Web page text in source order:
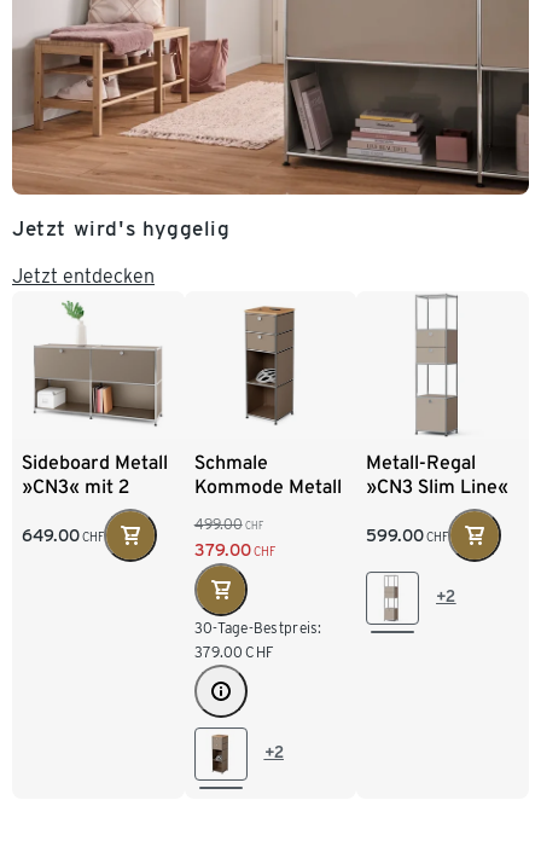
Jetzt wird's hyggelig
Jetzt entdecken
Sideboard Metall
»CN3« mit 2
versetzbaren
Klappenfächern
649.00CHF
Schmale
Kommode Metall
Holzplatte und 2
Schubladen,
taupe
499.00 CHF
379.00CHF
30-Tage-Bestpreis:
379.00 CHF
+2
Metall-Regal
»CN3 Slim Line«
versetzbaren
Schubladen und 1
versetzbaren
Klappe, taupe
599.00CHF
+2